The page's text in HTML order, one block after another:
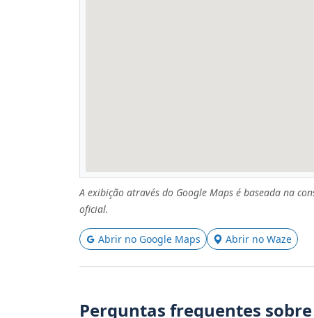
A exibição através do Google Maps é baseada na
oficial.
Abrir no Google Maps Abrir no Waze
Perguntas frequentes sobre